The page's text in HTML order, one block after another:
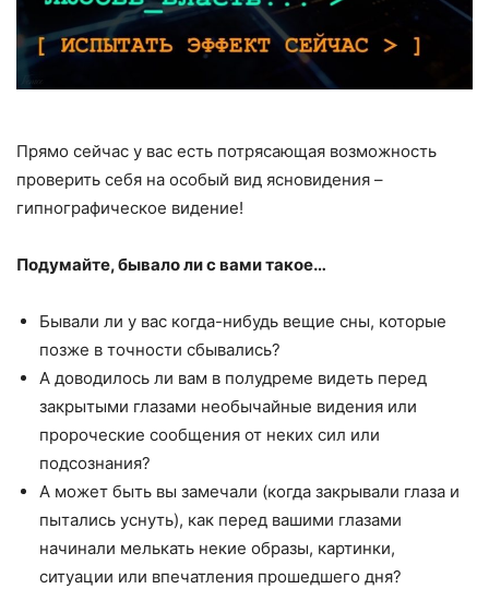
Прямо сейчас у вас есть потрясающая возможность
проверить себя на особый вид ясновидения –
гипнографическое видение!
Подумайте, бывало ли с вами такое…
Бывали ли у вас когда-нибудь вещие сны, которые
позже в точности сбывались?
А доводилось ли вам в полудреме видеть перед
закрытыми глазами необычайные видения или
пророческие сообщения от неких сил или
подсознания?
А может быть вы замечали (когда закрывали глаза и
пытались уснуть), как перед вашими глазами
начинали мелькать некие образы, картинки,
ситуации или впечатления прошедшего дня?